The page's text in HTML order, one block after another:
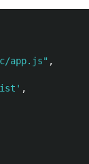
app.js" ,
' ,